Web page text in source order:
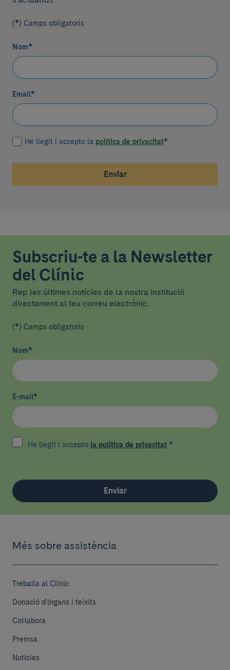
(*) Camps obligatoris
Nom*
Email*
He llegit i accepto la política de privacitat*
Enviar
Subscriu-te a la Newsletter
del Clínic
Rep les últimes notícies de la nostra institució
directament al teu correu electrònic.
(*) Camps obligatoris
Nom*
E-mail*
He llegit i accepto la política de privacitat *
Enviar
Més sobre assistència
Treballa al Clínic
Donació d'òrgans i teixits
Col·labora
Premsa
Notícies